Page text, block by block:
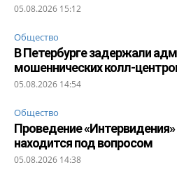
05.08.2026 15:12
Общество
В Петербурге задержали
мошеннических колл-
05.08.2026 14:54
Общество
Проведение
находится под вопросом
05.08.2026 14:38